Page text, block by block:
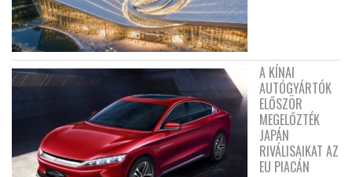
A KÍNAI
AUTÓGYÁRTÓK
ELŐSZÖR
MEGELŐZTÉK
JAPÁN
RIVÁLISAIKAT AZ
EU PIACÁN